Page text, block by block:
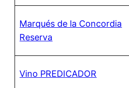
Marqués de la Concordia
Reserva
Vino PREDICADOR